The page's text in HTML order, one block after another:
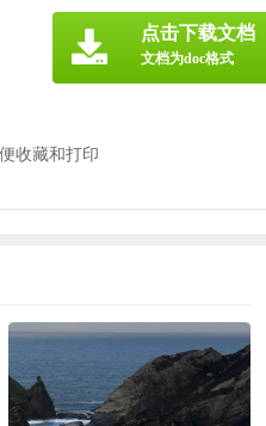
收藏和打印
点击下载文档
文档为doc格式